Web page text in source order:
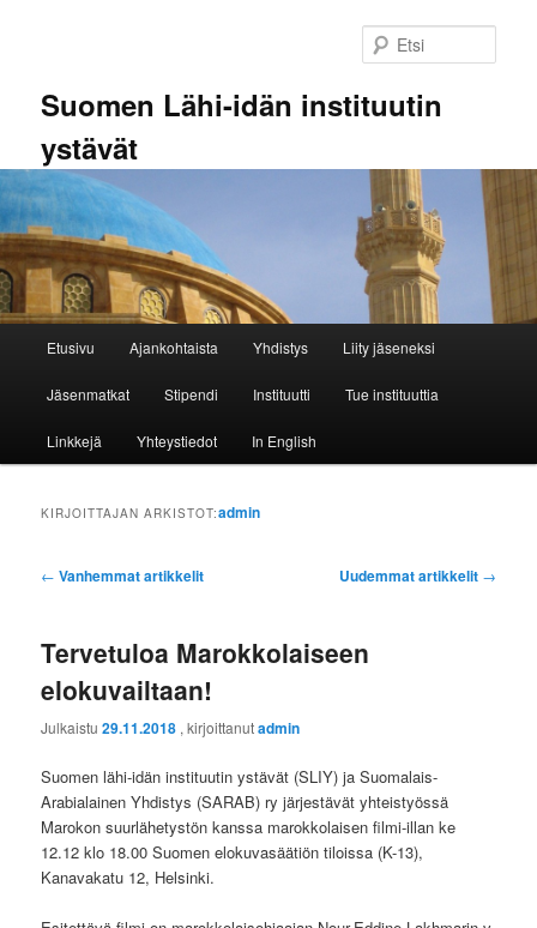
Suomen Lähi-idän instituutin
ystävät
Etusivu Ajankohtaista Yhdistys Liity jäseneksi
Jäsenmatkat Stipendi Instituutti Tue instituuttia
Linkkejä Yhteystiedot In English
KIRJOITTAJAN ARKISTOT:admin
Artikkelien
← Vanhemmat artikkelit Uudemmat artikkelit →
Tervetuloa Marokkolaiseen
elokuvailtaan!
Julkaistu29.11.2018 , kirjoittanutadmin
Suomen lähi-idän instituutin ystävät (SLIY) ja Suomalais-
Arabialainen Yhdistys (SARAB) ry järjestävät yhteistyössä
Marokon suurlähetystön kanssa marokkolaisen filmi-illan ke
12.12 klo 18.00 Suomen elokuvasäätiön tiloissa (K-13),
Kanavakatu 12, Helsinki.